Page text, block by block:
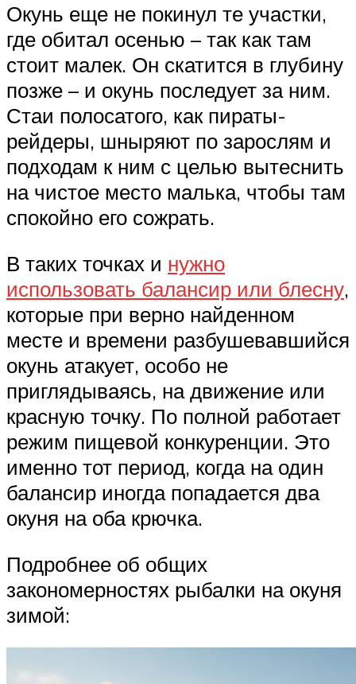
Окунь еще не покинул те участки,
где обитал осенью – так как там
стоит малек. Он скатится в глубину
позже – и окунь последует за ним.
Стаи полосатого, как пираты-
рейдеры, шныряют по зарослям и
подходам к ним с целью вытеснить
на чистое место малька, чтобы там
спокойно его сожрать.
В таких точках и нужно
использовать балансир или блесну,
которые при верно найденном
месте и времени разбушевавшийся
окунь атакует, особо не
приглядываясь, на движение или
красную точку. По полной работает
режим пищевой конкуренции. Это
именно тот период, когда на один
балансир иногда попадается два
окуня на оба крючка.
Подробнее об общих
закономерностях рыбалки на окуня
зимой: